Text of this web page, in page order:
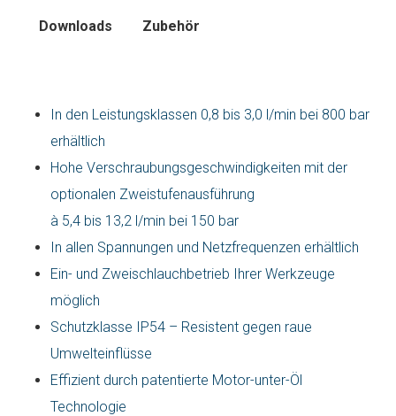
Downloads Zubehör
In den Leistungsklassen 0,8 bis 3,0 l/min bei 800 bar
erhältlich
Hohe Verschraubungsgeschwindigkeiten mit der
optionalen Zweistufenausführung
à 5,4 bis 13,2 l/min bei 150 bar
In allen Spannungen und Netzfrequenzen erhältlich
Ein- und Zweischlauchbetrieb Ihrer Werkzeuge
möglich
Schutzklasse IP54 – Resistent gegen raue
Umwelteinflüsse
Effizient durch patentierte Motor-unter-Öl
Technologie